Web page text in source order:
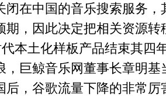
闭在中国的音乐搜索服务
期，因此决定把相关资源
本土化样板产品结束其四
，巨鲸音乐网董事长章明
后，谷歌流量下降的非常